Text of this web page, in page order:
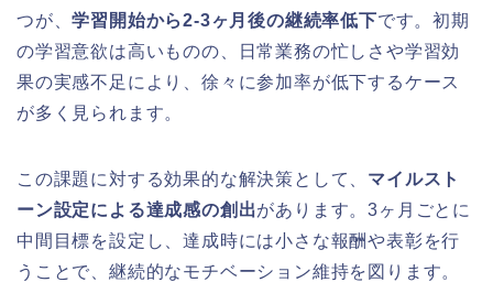
つが、学習開始から2-3ヶ月後の継続率低下です。初期
の学習意欲は高いものの、日常業務の忙しさや学習効
果の実感不足により、徐々に参加率が低下するケース
が多く見られます。
この課題に対する効果的な解決策として、 マイルスト
ーン設定による達成感の創出があります。3ヶ月ごとに
中間目標を設定し、達成時には小さな報酬や表彰を行
うことで、継続的なモチベーション維持を図ります。